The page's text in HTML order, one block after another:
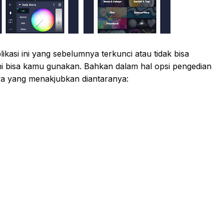
ini yang sebelumnya terkunci atau tidak bisa
kamu gunakan. Bahkan dalam hal opsi pengedian
yang menakjubkan diantaranya: